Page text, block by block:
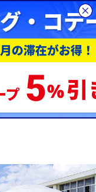
ングの施設一覧 千葉県